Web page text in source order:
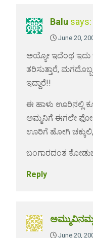
Balu says:
June 20,
ಅಯ್ಯೋ ಇದೆಂಥ ಇದು
ತರಿಸುತ್ತಾರೆ,
ಇದ್ದಾರೆ!!
ಈ ಹಾಳು ಊರಿನಲ್ಲಿ
ಅಮ್ಮನಿಗೆ ಈಗಲೇ
ಊರಿಗೆ ಹೋಗಿ
ಬಂಗಾರದಂತ
Reply
June 20,